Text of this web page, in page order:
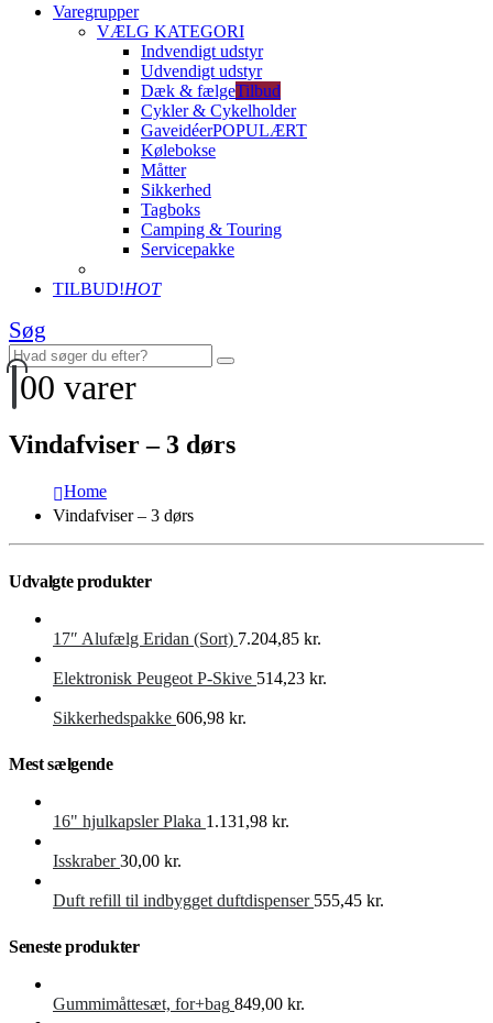
Varegrupper
VÆLG KATEGORI
Indvendigt udstyr
Udvendigt udstyr
Dæk & fælgeTilbud
Cykler & Cykelholder
GaveidéerPOPULÆRT
Kølebokse
Måtter
Sikkerhed
Tagboks
Camping & Touring
Servicepakke
TILBUD!HOT
Søg
00 varer
Vindafviser – 3 dørs
Home
Vindafviser – 3 dørs
Udvalgte produkter
17″ Alufælg Eridan (Sort) 7.204,85 kr.
Elektronisk Peugeot P-Skive 514,23 kr.
Sikkerhedspakke 606,98 kr.
Mest sælgende
16" hjulkapsler Plaka 1.131,98 kr.
Isskraber 30,00 kr.
Duft refill til indbygget duftdispenser 555,45 kr.
Seneste produkter
Gummimåttesæt, for+bag 849,00 kr.